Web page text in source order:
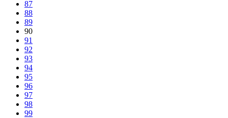
87
88
89
90
91
92
93
94
95
96
97
98
99